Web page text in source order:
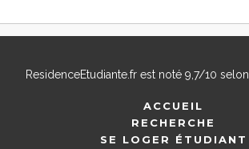
ResidenceEtudiante.frest noté 9,7/10 selon
ACCUEIL
RECHERCHE
SE LOGER ÉTUDIANT